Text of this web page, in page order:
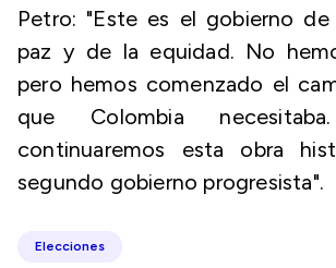
Petro: "Este es el gobierno
paz y de la equidad. No
pero hemos comenzado el
que Colombia
continuaremos esta obra
segundo gobierno progresista".
Elecciones